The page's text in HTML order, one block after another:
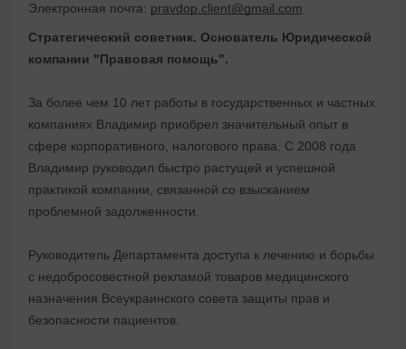
Электронная почта: pravdop.client@gmail.com
Стратегический советник. Основатель Юридической
компании "Правовая помощь".
За более чем 10 лет работы в государственных и частных
компаниях Владимир приобрел значительный опыт в
сфере корпоративного, налогового права. С 2008 года
Владимир руководил быстро растущей и успешной
практикой компании, связанной со взысканием
проблемной задолженности.
Руководитель Департамента доступа к лечению и борьбы
с недобросовестной рекламой товаров медицинского
назначения Всеукраинского совета защиты прав и
безопасности пациентов.